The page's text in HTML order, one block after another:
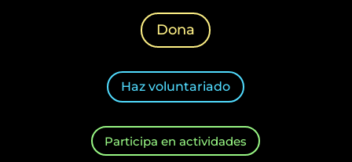
Dona
Haz voluntariado
Participa en actividades